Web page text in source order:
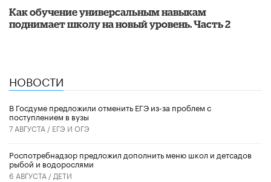
​Как обучение универсальным навыкам
поднимает школу на новый уровень. Часть 2
НОВОСТИ
В Госдуме предложили отменить ЕГЭ из-за проблем с
поступлением в вузы
7 АВГУСТА / ЕГЭ И ОГЭ
Роспотребнадзор предложил дополнить меню школ и детсадов
рыбой и водорослями
6 АВГУСТА / ДЕТИ